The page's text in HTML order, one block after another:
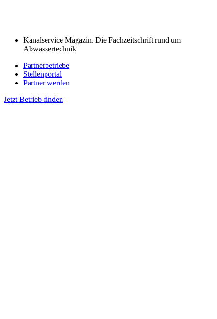
Kanalservice Magazin. Die Fachzeitschrift rund um
Abwassertechnik.
Partnerbetriebe
Stellenportal
Partner werden
Jetzt Betrieb finden